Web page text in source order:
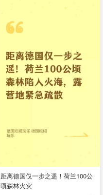
距离德国仅一步之遥！荷兰100公
顷森林火灾